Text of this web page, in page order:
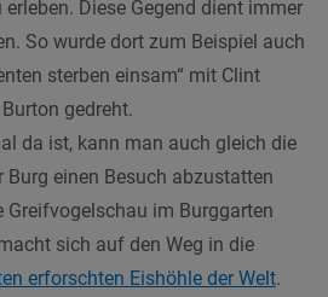
Diese Gegend dient immer
So wurde dort zum Beispiel auch
sterben einsam“ mit Clint
gedreht.
da ist, kann man auch gleich die
Burg einen Besuch abzustatten
im Burggarten
sich auf den Weg in die
erforschten Eishöhle der Welt.